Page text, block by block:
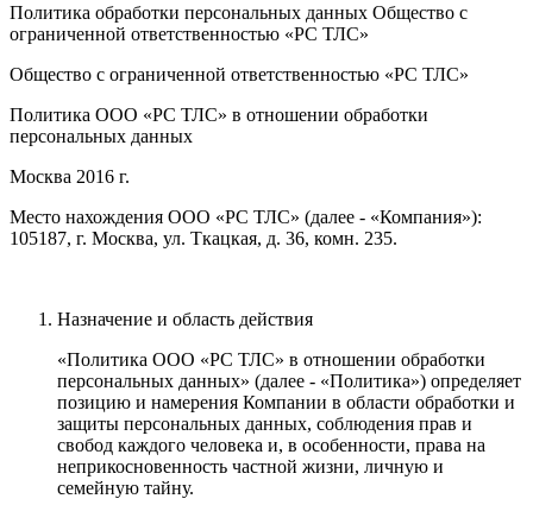
Политика обработки персональных данных Общество с
ограниченной ответственностью «PC ТЛС»
Общество с ограниченной ответственностью «PC ТЛС»
Политика ООО «PC ТЛС» в отношении обработки
персональных данных
Москва 2016 г.
Место нахождения ООО «PC ТЛС» (далее - «Компания»):
105187, г. Москва, ул. Ткацкая, д. 36, комн. 235.
Назначение и область действия
«Политика ООО «PC ТЛС» в отношении обработки
персональных данных» (далее - «Политика») определяет
позицию и намерения Компании в области обработки и
защиты персональных данных, соблюдения прав и
свобод каждого человека и, в особенности, права на
неприкосновенность частной жизни, личную и
семейную тайну.